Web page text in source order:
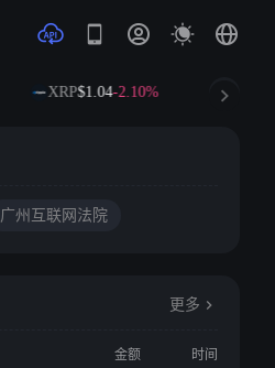
XRP$1.04-2.10%
广州互联网法院
更多
金额
时间